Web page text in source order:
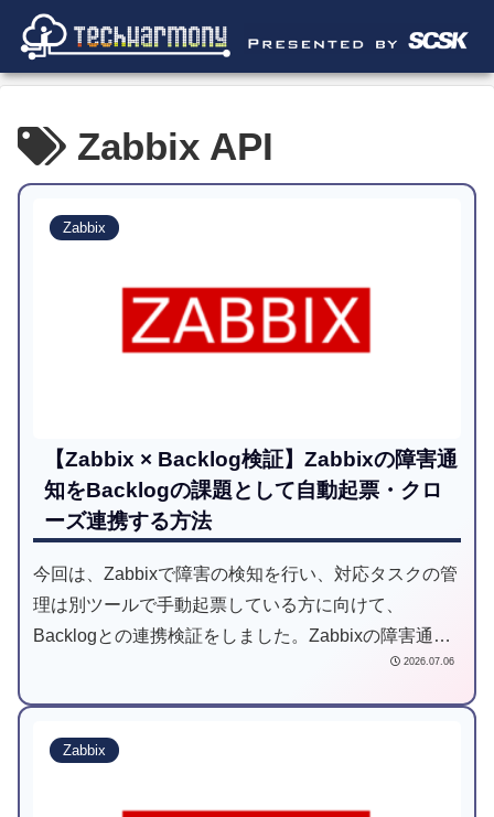
Zabbix API
Zabbix
【Zabbix × Backlog検証】Zabbixの障害通
知をBacklogの課題として自動起票・クロ
ーズ連携する方法
今回は、Zabbixで障害の検知を行い、対応タスクの管
理は別ツールで手動起票している方に向けて、
Backlogとの連携検証をしました。Zabbixの障害通知
をBacklogの課題として自動起票し、障害復旧時には
2026.07.06
Zabbix